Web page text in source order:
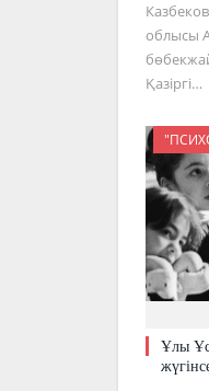
облысы
Қазіргі…
Ұлы